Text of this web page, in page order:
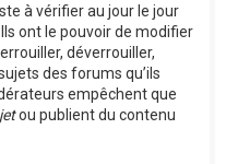
à vérifier au jour le jour
ont le pouvoir de modifier
déverrouiller,
des forums qu’ils
empêchent que
ou publient du contenu